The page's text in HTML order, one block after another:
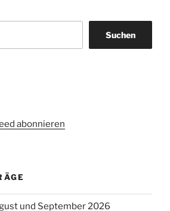
Suchen
abonnieren
und September 2026